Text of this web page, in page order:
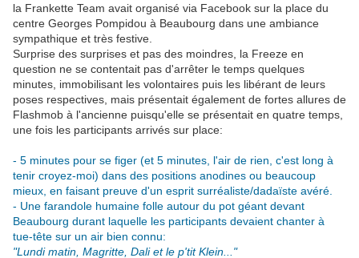
la Frankette Team avait organisé via Facebook sur la place du
centre Georges Pompidou à Beaubourg dans une ambiance
sympathique et très festive.
Surprise des surprises et pas des moindres, la Freeze en
question ne se contentait pas d'arrêter le temps quelques
minutes, immobilisant les volontaires puis les libérant de leurs
poses respectives, mais présentait également de fortes allures de
Flashmob à l'ancienne puisqu'elle se présentait en quatre temps,
une fois les participants arrivés sur place:
- 5 minutes pour se figer (et 5 minutes, l'air de rien, c'est long à
tenir croyez-moi) dans des positions anodines ou beaucoup
mieux, en faisant preuve d'un esprit surréaliste/dadaïste avéré.
- Une farandole humaine folle autour du pot géant devant
Beaubourg durant laquelle les participants devaient chanter à
tue-tête sur un air bien connu:
"Lundi matin, Magritte, Dali et le p'tit Klein..."